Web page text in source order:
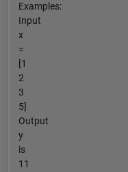
Examples:
Input
x
=
[1
2
3
5]
Output
y
is
11